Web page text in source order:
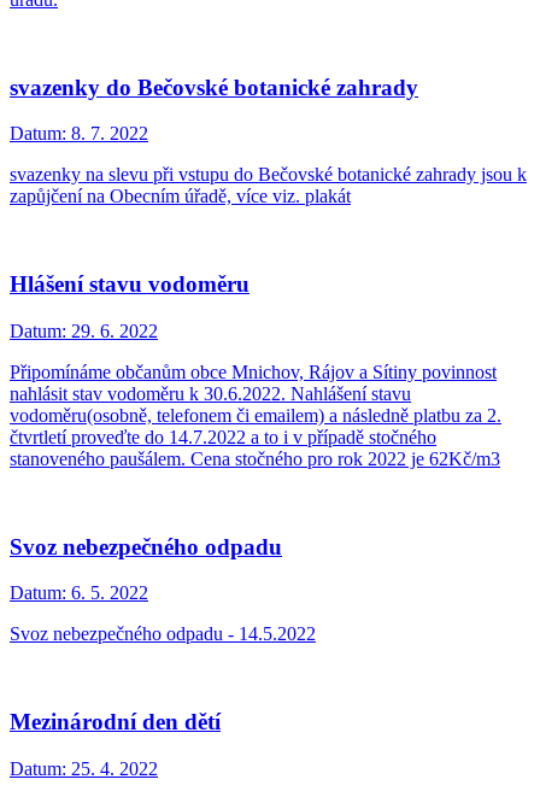
svazenky do Bečovské botanické zahrady
Datum: 8. 7. 2022
svazenky na slevu při vstupu do Bečovské botanické zahrady jsou k
zapůjčení na Obecním úřadě, více viz. plakát
Hlášení stavu vodoměru
Datum: 29. 6. 2022
Připomínáme občanům obce Mnichov, Rájov a Sítiny povinnost
nahlásit stav vodoměru k 30.6.2022. Nahlášení stavu
vodoměru(osobně, telefonem či emailem) a následně platbu za 2.
čtvrtletí proveďte do 14.7.2022 a to i v případě stočného
stanoveného paušálem. Cena stočného pro rok 2022 je 62Kč/m3
Svoz nebezpečného odpadu
Datum: 6. 5. 2022
Svoz nebezpečného odpadu - 14.5.2022
Mezinárodní den dětí
Datum: 25. 4. 2022